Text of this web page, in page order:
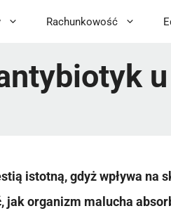
Rachunkowość
istotną, gdyż wpływa na
jak organizm malucha